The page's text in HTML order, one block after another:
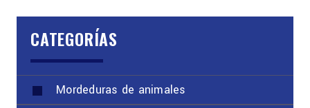
CATEGORÍAS
Mordeduras de animales